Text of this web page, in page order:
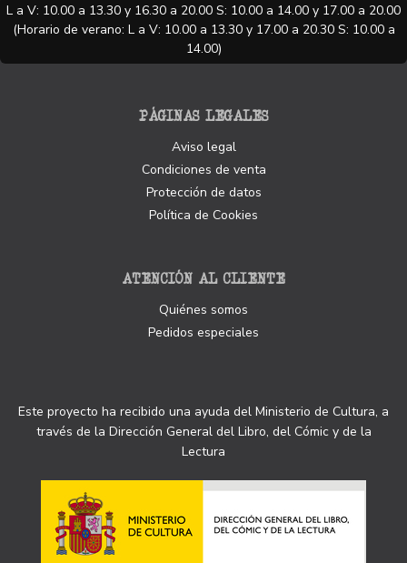
L a V: 10.00 a 13.30 y 16.30 a 20.00 S: 10.00 a 14.00 y 17.00 a 20.00
(Horario de verano: L a V: 10.00 a 13.30 y 17.00 a 20.30 S: 10.00 a
14.00)
PÁGINAS LEGALES
Aviso legal
Condiciones de venta
Protección de datos
Política de Cookies
ATENCIÓN AL CLIENTE
Quiénes somos
Pedidos especiales
Este proyecto ha recibido una ayuda del Ministerio de Cultura, a
través de la Dirección General del Libro, del Cómic y de la
Lectura